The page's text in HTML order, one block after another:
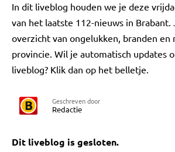
In dit liveblog houden we je deze
van het laatste 112-nieuws in Brabant.
overzicht van ongelukken, branden en
provincie. Wil je automatisch updates
liveblog? Klik dan op het belletje.
Geschreven door
Redactie
Dit liveblog is gesloten.